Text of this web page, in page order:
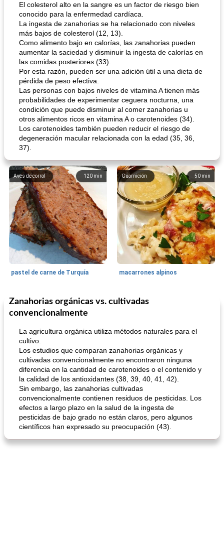
El colesterol alto en la sangre es un factor de riesgo bien
conocido para la enfermedad cardíaca.
La ingesta de zanahorias se ha relacionado con niveles
más bajos de colesterol (12, 13).
Como alimento bajo en calorías, las zanahorias pueden
aumentar la saciedad y disminuir la ingesta de calorías en
las comidas posteriores (33).
Por esta razón, pueden ser una adición útil a una dieta de
pérdida de peso efectiva.
Las personas con bajos niveles de vitamina A tienen más
probabilidades de experimentar ceguera nocturna, una
condición que puede disminuir al comer zanahorias u
otros alimentos ricos en vitamina A o carotenoides (34).
Los carotenoides también pueden reducir el riesgo de
degeneración macular relacionada con la edad (35, 36,
37).
120 min
Aves de corral
pastel de carne de Turquía
50 min
Guarnición
macarrones alpinos
215min
Cocina del mundo
mochi fácil
Arroz blanco
Salsa de salchicha picante
Zanahorias orgánicas vs. cultivadas
convencionalmente
La agricultura orgánica utiliza métodos naturales para el
cultivo.
Los estudios que comparan zanahorias orgánicas y
cultivadas convencionalmente no encontraron ninguna
diferencia en la cantidad de carotenoides o el contenido y
la calidad de los antioxidantes (38, 39, 40, 41, 42).
Sin embargo, las zanahorias cultivadas
convencionalmente contienen residuos de pesticidas. Los
efectos a largo plazo en la salud de la ingesta de
pesticidas de bajo grado no están claros, pero algunos
científicos han expresado su preocupación (43).